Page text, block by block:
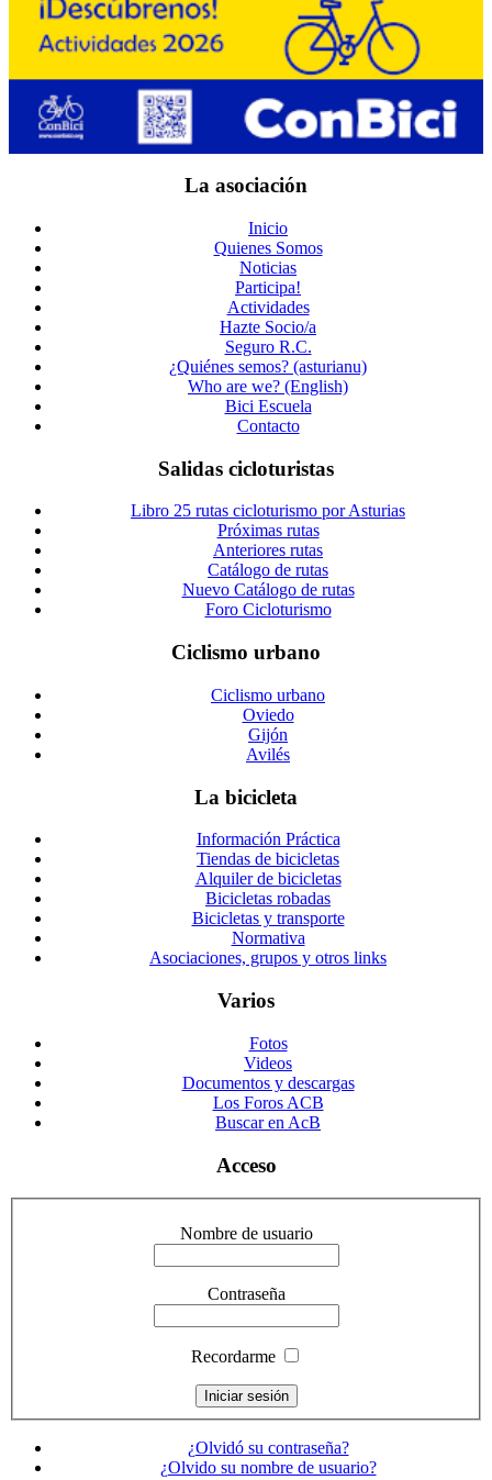
La asociación
Inicio
Quienes Somos
Noticias
Participa!
Actividades
Hazte Socio/a
Seguro R.C.
¿Quiénes semos? (asturianu)
Who are we? (English)
Bici Escuela
Contacto
Salidas cicloturistas
Libro 25 rutas cicloturismo por Asturias
Próximas rutas
Anteriores rutas
Catálogo de rutas
Nuevo Catálogo de rutas
Foro Cicloturismo
Ciclismo urbano
Ciclismo urbano
Oviedo
Gijón
Avilés
La bicicleta
Información Práctica
Tiendas de bicicletas
Alquiler de bicicletas
Bicicletas robadas
Bicicletas y transporte
Normativa
Asociaciones, grupos y otros links
Varios
Fotos
Videos
Documentos y descargas
Los Foros ACB
Buscar en AcB
Acceso
Nombre de usuario
Contraseña
Recordarme
¿Olvidó su contraseña?
¿Olvido su nombre de usuario?